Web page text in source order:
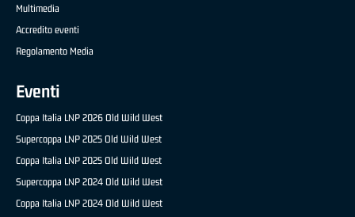
Multimedia
Accredito eventi
Regolamento Media
Eventi
Coppa Italia LNP 2026 Old Wild West
Supercoppa LNP 2025 Old Wild West
Coppa Italia LNP 2025 Old Wild West
Supercoppa LNP 2024 Old Wild West
Coppa Italia LNP 2024 Old Wild West